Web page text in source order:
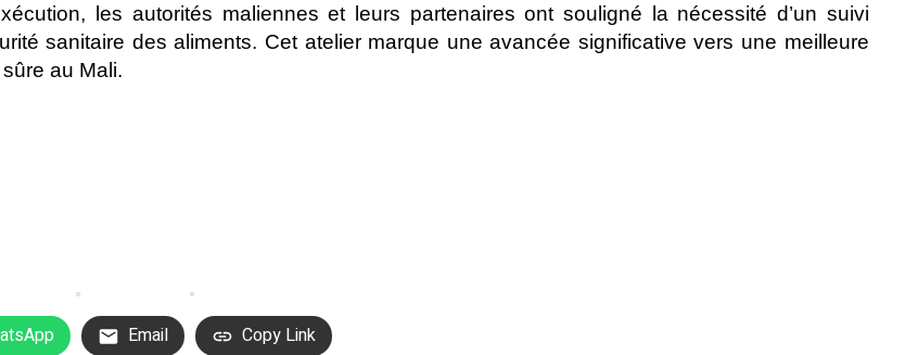
les autorités maliennes et leurs partenaires ont souligné la nécessité d’un suivi
sanitaire des aliments. Cet atelier marque une avancée significative vers une meilleure
au Mali.
Email Copy Link